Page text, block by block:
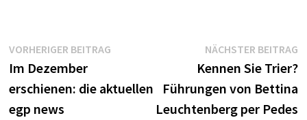
Beitragsnavigation
VORHERIGER BEITRAGVorheriger
Im Dezember
erschienen: die aktuellen
egp news
NÄCHSTER BEITRAG
Kennen Sie Trier?
Führungen von Bettina
Leuchtenberg per Pedes